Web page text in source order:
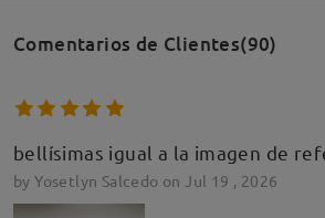
Comentarios de Clientes(90)
bellísimas igual a la imagen de
by Yosetlyn Salcedo on Jul 19 , 2026